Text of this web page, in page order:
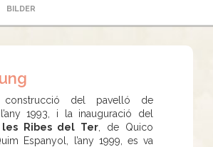
BILDER
del pavelló de
1993, i la inauguració del
Ribes del Ter , de Quico
Espanyol, l’any 1999, es va